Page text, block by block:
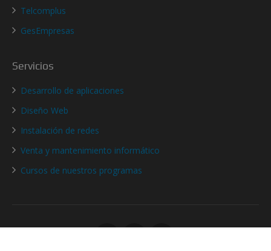
Telcomplus
GesEmpresas
Servicios
Desarrollo de aplicaciones
Diseño Web
Instalación de redes
Venta y mantenimiento informático
Cursos de nuestros programas